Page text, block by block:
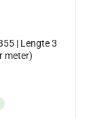
| Lengte 3
meter)